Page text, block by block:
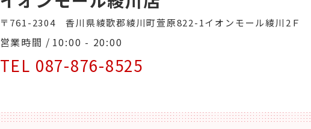
TEL 087-876-8525
〒761-2304 香川県綾歌郡綾川町萱原822-1イオンモール綾川2Ｆ
営業時間 10:00 - 20:00